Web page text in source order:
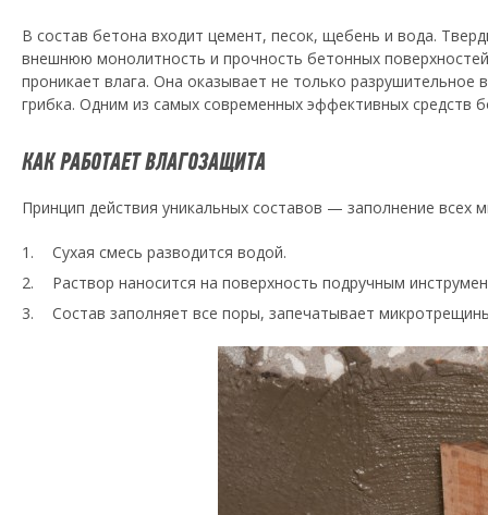
В состав бетона входит цемент, песок, щебень и вода.
внешнюю монолитность и прочность бетонных
проникает влага. Она оказывает не только
грибка. Одним из самых современных эффективных средств
КАК РАБОТАЕТ ВЛАГОЗАЩИТА
Принцип действия уникальных составов — заполнение
Сухая смесь разводится водой.
Раствор наносится на поверхность подручным
Состав заполняет все поры, запечатывает